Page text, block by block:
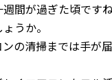
間が過ぎた頃ですね
うか。
の清掃までは手が